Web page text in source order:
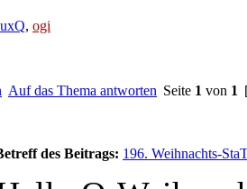
, ogi
Auf das Thema antworten Seite 1 von 1
des Beitrags: 196. Weihnachts-